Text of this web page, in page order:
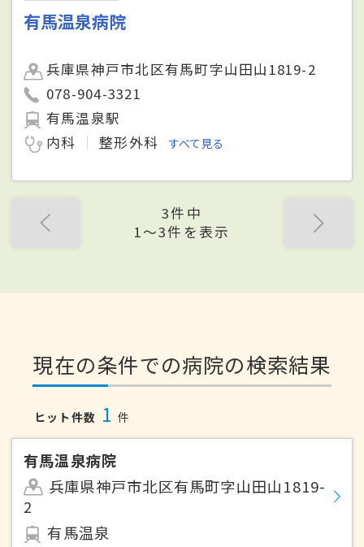
有馬温泉病院
兵庫県神戸市北区有馬町字山田山1819-2
078-904-3321
有馬温泉駅
内科
整形外科 すべて見る
3件中
1〜3件を表示
現在の条件での病院の検索結果
ヒット件数 1 件
有馬温泉病院
兵庫県神戸市北区有馬町字山田山1819-
2
有馬温泉